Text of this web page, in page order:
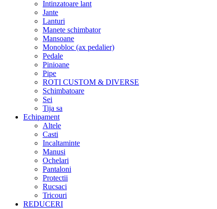
Intinzatoare lant
Jante
Lanturi
Manete schimbator
Mansoane
Monobloc (ax pedalier)
Pedale
Pinioane
Pipe
ROTI CUSTOM & DIVERSE
Schimbatoare
Sei
Tija sa
Echipament
Altele
Casti
Incaltaminte
Manusi
Ochelari
Pantaloni
Protectii
Rucsaci
Tricouri
REDUCERI